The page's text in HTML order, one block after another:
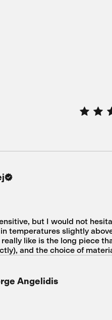
but I would not
temperatures slightly
like is the long piece
and the choice of
Angelidis